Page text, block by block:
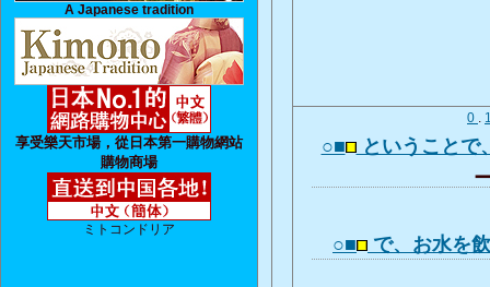
A Japanese tradition
享受樂天市場，從日本第一購物網站
購物商場
ミトコンドリア
0 .
○■ ということ
○■ で、お水を